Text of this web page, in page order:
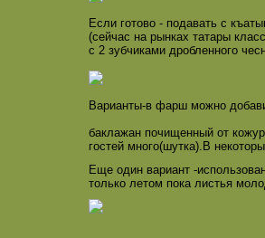
Если готово - подавать с
(сейчас на рынках татары
с 2 зубчиками дробленного
Варианты-в фарш можно
баклажан почищенный от
гостей много(шутка).В
Еще один вариант -
только летом пока листья